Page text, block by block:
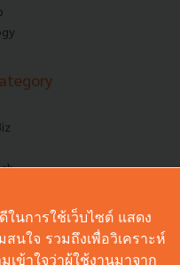
นการใช้เว็บไซต์ แสดง
นใจ รวมถึงเพื่อวิเคราะห์
เข้าใจว่าผู้ใช้งานมาจาก